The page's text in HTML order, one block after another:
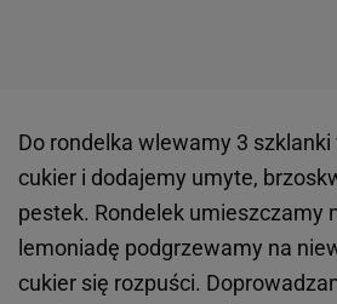
Do rondelka wlewamy 3
cukier i dodajemy umyte,
pestek. Rondelek umieszczamy
lemoniadę podgrzewamy na
cukier się rozpuści.